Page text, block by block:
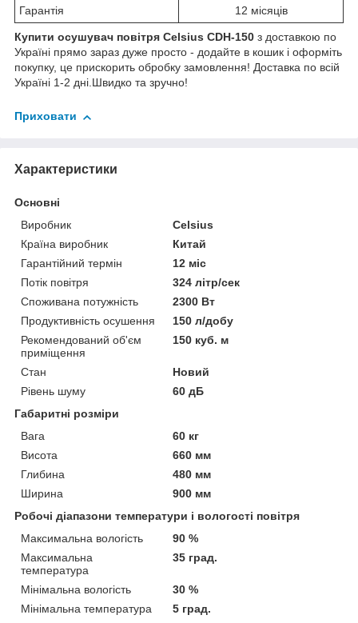
Гарантія 12 місяців
Купити осушувач повітря Celsius CDH-150 з доставкою по
Україні прямо зараз дуже просто - додайте в кошик і оформіть
покупку, це прискорить обробку замовлення! Доставка по всій
Україні 1-2 дні.Швидко та зручно!
Приховати
Характеристики
Основні
Виробник
Celsius
Країна виробник
Китай
Гарантійний термін
12 міс
Потік повітря
324 літр/сек
Споживана потужність
2300 Вт
Продуктивність осушення
150 л/добу
Рекомендований об'єм
приміщення
150 куб. м
Стан
Новий
Рівень шуму
60 дБ
Габаритні розміри
Вага
60 кг
Висота
660 мм
Глибина
480 мм
Ширина
900 мм
Робочі діапазони температури і вологості повітря
Максимальна вологість
90 %
Максимальна
температура
35 град.
Мінімальна вологість
30 %
Мінімальна температура
5 град.